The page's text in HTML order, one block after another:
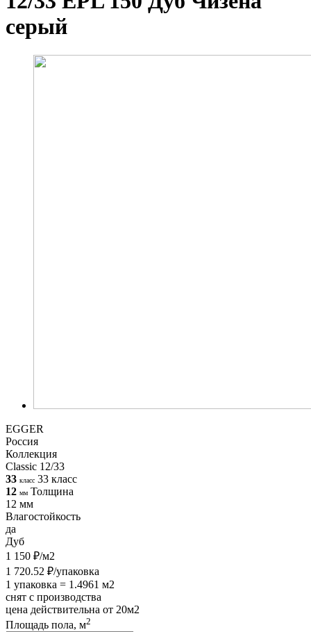
серый
EGGER
Россия
Коллекция
Classic 12/33
33 класс 33 класс
12 мм Толщина
12 мм
Влагостойкость
да
Дуб
1 150 ₽/м2
1 720.52 ₽/упаковка
1 упаковка = 1.4961 м2
снят с производства
цена действительна от 20м2
Площадь пола, м2